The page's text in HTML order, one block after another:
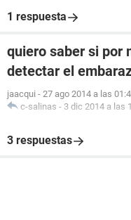
1 respuesta
quiero saber si por
detectar el
jaacqui - 27 ago 2014 a las
c-salinas - 3 dic 2014 a las
3 respuestas